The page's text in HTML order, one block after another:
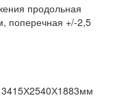
продольная
поперечная +/-2,5